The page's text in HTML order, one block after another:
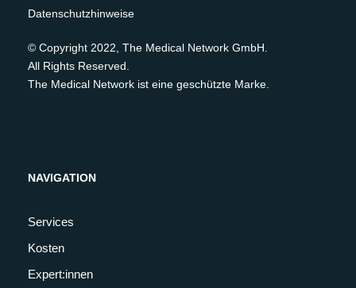
Datenschutzhinweise
© Copyright 2022, The Medical Network GmbH.
All Rights Reserved.
The Medical Network ist eine geschützte Marke.
NAVIGATION
Services
Kosten
Expert:innen